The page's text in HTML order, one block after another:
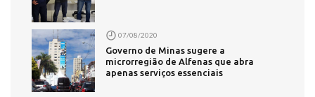
07/08/2020
Governo de Minas sugere a
microrregião de Alfenas que abra
apenas serviços essenciais